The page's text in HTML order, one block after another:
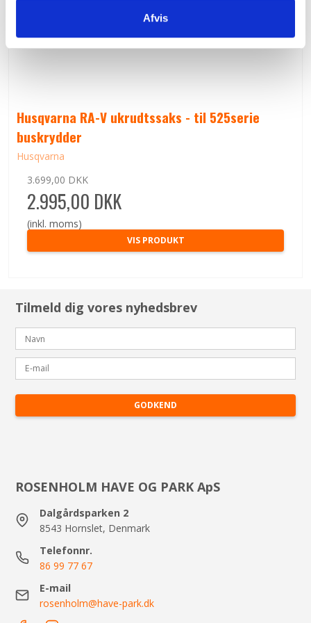
Afvis
Husqvarna RA-V ukrudtssaks - til 525serie
buskrydder
Husqvarna
3.699,00 DKK
2.995,00 DKK
(inkl. moms)
VIS PRODUKT
Tilmeld dig vores nyhedsbrev
GODKEND
ROSENHOLM HAVE OG PARK ApS
Dalgårdsparken 2
8543 Hornslet, Denmark
Telefonnr.
86 99 77 67
E-mail
rosenholm@have-park.dk